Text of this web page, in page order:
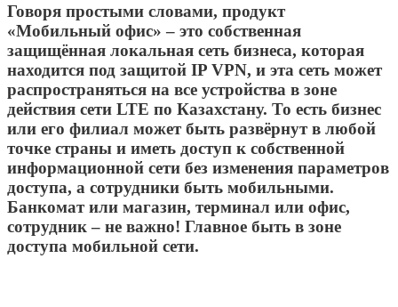
Говоря простыми словами, продукт
«Мобильный офис» – это собственная
защищённая локальная сеть бизнеса, которая
находится под защитой IP VPN, и эта сеть может
распространяться на все устройства в зоне
действия сети LTE по Казахстану. То есть бизнес
или его филиал может быть развёрнут в любой
точке страны и иметь доступ к собственной
информационной сети без изменения параметров
доступа, а сотрудники быть мобильными.
Банкомат или магазин, терминал или офис,
сотрудник – не важно! Главное быть в зоне
доступа мобильной сети.